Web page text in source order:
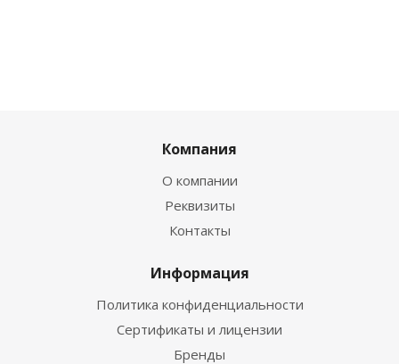
Компания
О компании
Реквизиты
Контакты
Информация
Политика конфиденциальности
Сертификаты и лицензии
Бренды